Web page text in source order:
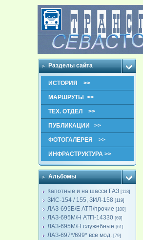
Разделы сайта
ИСТОРИЯ >>
МАРШРУТЫ >>
ТЕХ. ОТДЕЛ >>
ПУБЛИКАЦИИ >>
ФОТОГАЛЕРЕЯ >>
ИНФРАСТРУКТУРА >>
Альбомы
Капотные и на шасси ГАЗ [118]
ЗИС-154 / 155, ЗИЛ-158 [119]
ЛАЗ-695Б/Е АТП/прочие [100]
ЛАЗ-695М/Н АТП-14330 [69]
ЛАЗ-695М/Н служебные [61]
ЛАЗ-697*/699* все мод. [79]